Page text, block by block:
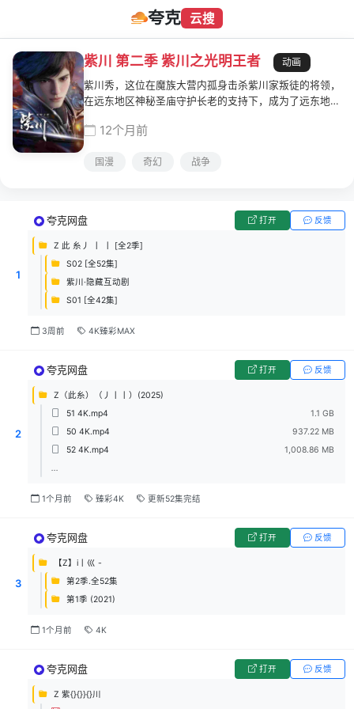
夸克 云搜
紫川 第二季 紫川之光明王者
动画
紫川秀，这位在魔族大营内孤身击杀紫川家叛徒的将领，
在远东地区神秘圣庙守护长老的支持下，成为了远东地区
诞生了！
12个月前
国漫 奇幻 战争
1
夸克网盘 打开 反馈
Z 此 糸丿 丨 丨 [全2季]
S02 [全52集]
紫川·隐藏互动剧
S01 [全42集]
3周前 4K臻彩MAX
2
夸克网盘 打开 反馈
Z（此糸）（丿丨丨）(2025)
51 4K.mp4
1.1 GB
50 4K.mp4
937.22 MB
52 4K.mp4
1,008.86 MB
...
1个月前 臻彩4K 更新52集完结
3
夸克网盘 打开 反馈
【Z】i丨巛 -
第2季.全52集
第1季 (2021)
1个月前 4K
夸克网盘 打开 反馈
Z 紫{}{}}{}川